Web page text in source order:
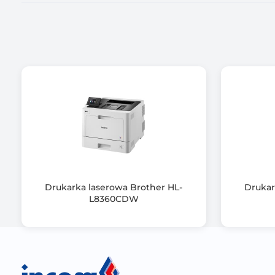
Minimalna gramatura papieru
Maksymalna gramatura papieru
Pojemność zamontowanych podajników
Praca w sieci bezprzewodowej
Drukarka laserowa Brother HL-
L8360CDW